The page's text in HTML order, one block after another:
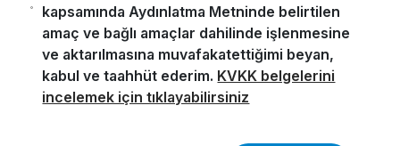
kapsamında Aydınlatma Metninde belirtilen
amaç ve bağlı amaçlar dahilinde işlenmesine
ve aktarılmasına muvafakatettiğimi beyan,
kabul ve taahhüt ederim. KVKK belgelerini
incelemek için tıklayabilirsiniz